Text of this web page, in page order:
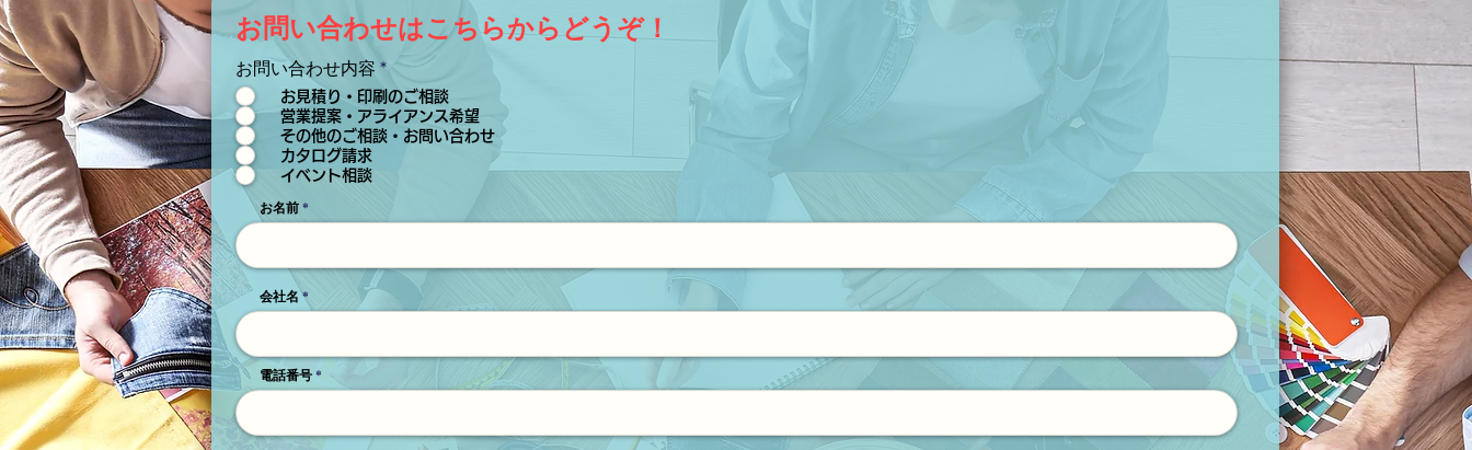
お問い合わせはこちらからどうぞ！
お問い合わせ内容 *
お見積り・印刷のご相談
営業提案・アライアンス希望
その他のご相談・お問い合わせ
カタログ請求
イベント相談
お名前
会社名
電話番号